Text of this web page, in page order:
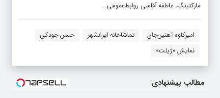
مارکتینگ، عاطفه آقاسی روابط‌عمومی.
امیرکاوه آهنین‌جان تماشاخانه ایرانشهر
حسن جودکی
نمایش «ژیلت»
مطالب پیشنهادی